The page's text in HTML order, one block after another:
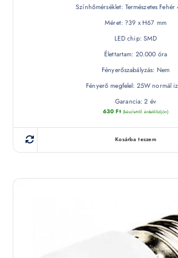
Színhőmérséklet: Természetes Fehér
Méret: ?39 x H67 mm
LED chip: SMD
Élettartam: 20.000 óra
Fényerőszabályzás: Nem
Fényerő megfelel: 25W normál
Garancia: 2 év
630Ft (készletről érdeklődjön)
Kosárba teszem